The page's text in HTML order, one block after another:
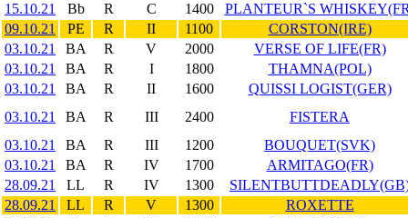
15.10.21
Bb R C 1400
PLANTEUR`S
09.10.21
PE R II 1100
CORSTON(IRE)
03.10.21
BA R V 2000
VERSE OF LIFE(FR)
03.10.21
BA R I 1800
THAMNA(POL)
03.10.21
BA R II 1600
QUISSI LOGIST(GER)
03.10.21
BA R III 2400
FISTERA
03.10.21
BA R III 1200
BOUQUET(SVK)
03.10.21
BA R IV 1700
ARMITAGO(FR)
28.09.21
LL R IV 1300
28.09.21
LL R V 1300
ROXETTE